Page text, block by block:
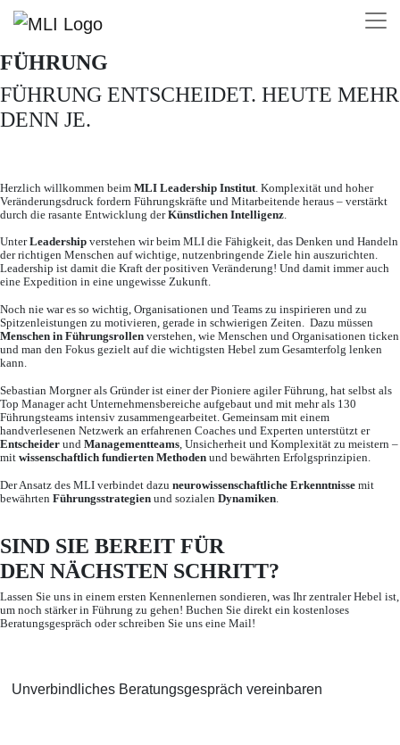
Next
MLI LEADERSHIP INSTITUT – IHRE
EXPEDITION IN DIE ZUKUNFT DER
FÜHRUNG
FÜHRUNG ENTSCHEIDET. HEUTE MEHR
DENN JE.
Herzlich willkommen beim MLI Leadership Institut. Komplexität und hoher
Veränderungsdruck fordern Führungskräfte und Mitarbeitende heraus – verstärkt
durch die rasante Entwicklung derKünstlichen Intelligenz.
UnterLeadership verstehen wir beim MLI die Fähigkeit, das Denken und Handeln
der richtigen Menschen auf wichtige, nutzenbringende Ziele hin auszurichten.
Leadership ist damit die Kraft der positiven Veränderung! Und damit immer auch
eine Expedition in eine ungewisse Zukunft.
Noch nie war es so wichtig, Organisationen und Teams zu inspirieren und zu
Spitzenleistungen zu motivieren, gerade in schwierigen Zeiten. Dazu müssen
Menschen in Führungsrollen verstehen, wie Menschen und Organisationen ticken
und man den Fokus gezielt auf die wichtigsten Hebel zum Gesamterfolg lenken
kann.
Sebastian Morgner als Gründer ist einer der Pioniere agiler Führung, hat selbst als
Top Manager acht Unternehmensbereiche aufgebaut und mit mehr als 130
Führungsteams intensiv zusammengearbeitet. Gemeinsam mit einem
handverlesenen Netzwerk an erfahrenen Coaches und Experten unterstützt er
Entscheider und Managementteams, Unsicherheit und Komplexität zu meistern –
mit wissenschaftlich fundierten Methoden und bewährten Erfolgsprinzipien.
Der Ansatz des MLI verbindet dazu neurowissenschaftliche Erkenntnisse mit
bewährten Führungsstrategien und sozialen Dynamiken.
SIND SIE BEREIT FÜR
DEN NÄCHSTEN SCHRITT?
Lassen Sie uns in einem ersten Kennenlernen sondieren, was Ihr zentraler Hebel ist,
um noch stärker in Führung zu gehen! Buchen Sie direkt ein kostenloses
Beratungsgespräch oder schreiben Sie uns eine Mail!
Unverbindliches Beratungsgespräch vereinbaren